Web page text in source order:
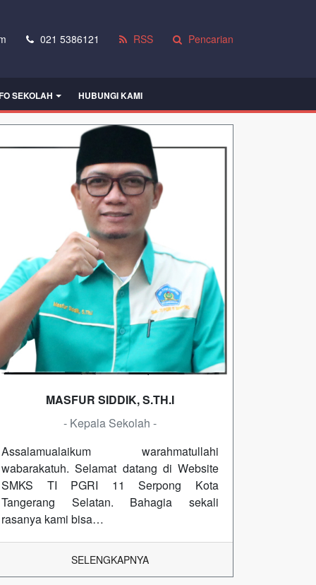
021 5386121 RSS Pencarian
SEKOLAH HUBUNGI KAMI
MASFUR SIDDIK, S.TH.I
- Kepala Sekolah -
Assalamualaikum warahmatullahi
wabarakatuh. Selamat datang di Website
SMKS TI PGRI 11 Serpong Kota
Tangerang Selatan. Bahagia sekali
rasanya kami bisa…
SELENGKAPNYA